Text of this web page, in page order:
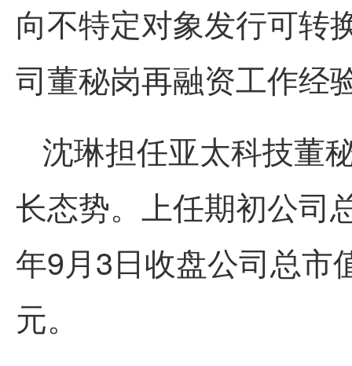
向不特定对象发行可转
司董秘岗再融资工作经
沈琳担任亚太科技董
长态势。上任期初公司
年9月3日收盘公司总市
元。